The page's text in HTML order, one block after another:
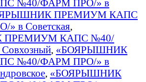
№40/ФАРМ ПРО/» в
ПРЕМИУМ КАПС
в Советская,
ПРЕМИУМ КАПС №40/
, «БОЯРЫШНИК
№40/ФАРМ ПРО/» в
, «БОЯРЫШНИК